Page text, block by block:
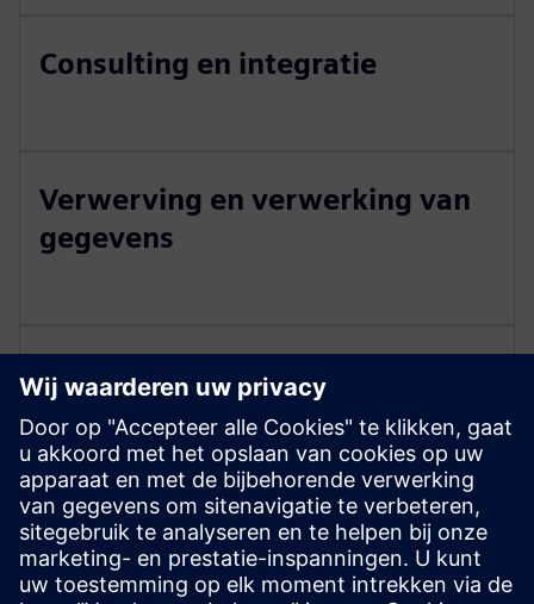
Consulting en integratie
Verwerving en verwerking van
gegevens
Onderhoudsbeheer
Toezicht en dashboard